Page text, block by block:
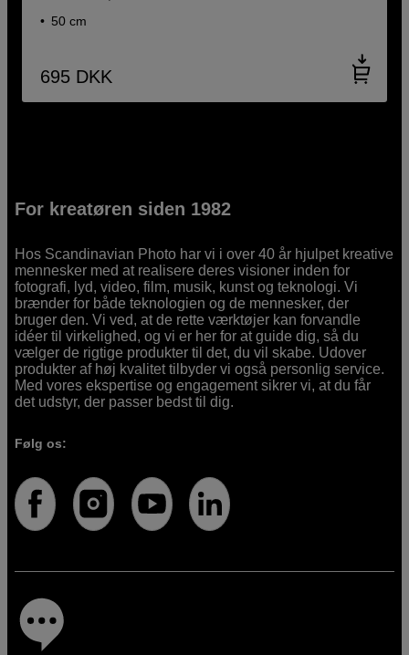
50 cm
695 DKK
For kreatøren siden 1982
Hos Scandinavian Photo har vi i over 40 år hjulpet kreative
mennesker med at realisere deres visioner inden for
fotografi, lyd, video, film, musik, kunst og teknologi. Vi
brænder for både teknologien og de mennesker, der
bruger den. Vi ved, at de rette værktøjer kan forvandle
idéer til virkelighed, og vi er her for at guide dig, så du
vælger de rigtige produkter til det, du vil skabe. Udover
produkter af høj kvalitet tilbyder vi også personlig service.
Med vores ekspertise og engagement sikrer vi, at du får
det udstyr, der passer bedst til dig.
Følg os: